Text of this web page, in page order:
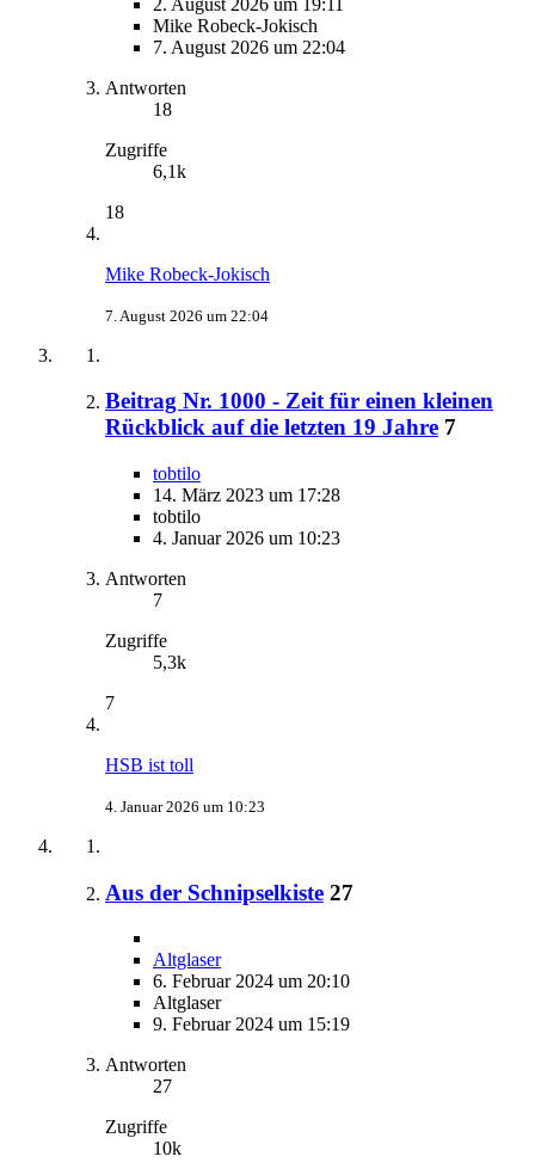
Mike Robeck-Jokisch
7. August 2026 um 22:04
Antworten
18
Zugriffe
6,1k
18
Mike Robeck-Jokisch
7. August 2026 um 22:04
Beitrag Nr. 1000 - Zeit für einen kleinen
Rückblick auf die letzten 19 Jahre 7
tobtilo
14. März 2023 um 17:28
tobtilo
4. Januar 2026 um 10:23
Antworten
7
Zugriffe
5,3k
7
HSB ist toll
4. Januar 2026 um 10:23
Aus der Schnipselkiste 27
Altglaser
6. Februar 2024 um 20:10
Altglaser
9. Februar 2024 um 15:19
Antworten
27
Zugriffe
10k